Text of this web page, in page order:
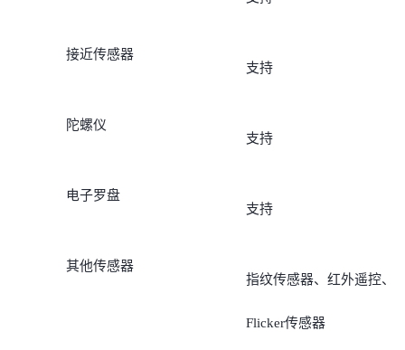
接近传感器
支持
陀螺仪
支持
电子罗盘
支持
其他传感器
指纹传感器、红外遥控、
Flicker传感器